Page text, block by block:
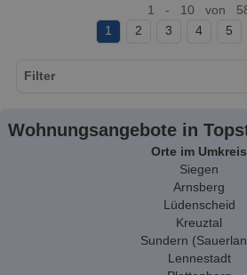
1 - 10 von
1
2 3 4 5
Filter
Wohnungsangebote in
Orte im Umkreis
Siegen
Arnsberg
Lüdenscheid
Kreuztal
Sundern
Lennestadt